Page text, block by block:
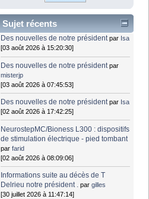
Sujet récents
Des nouvelles de notre président par Isa
[03 août 2026 à 15:20:30]
Des nouvelles de notre président par
misterjp
[03 août 2026 à 07:45:53]
Des nouvelles de notre président par Isa
[02 août 2026 à 17:42:25]
NeurostepMC/Bioness L300 : dispositifs
de stimulation électrique - pied tombant
parfarid
[02 août 2026 à 08:09:06]
Informations suite au décès de T
Delrieu notre président . pargilles
[30 juillet 2026 à 11:47:14]